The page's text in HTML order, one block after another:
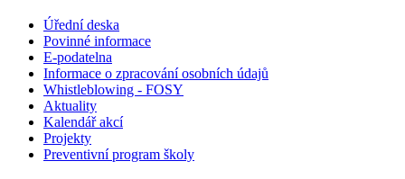
Úřední deska
Povinné informace
E-podatelna
Informace o zpracování osobních údajů
Whistleblowing - FOSY
Aktuality
Kalendář akcí
Projekty
Preventivní program školy